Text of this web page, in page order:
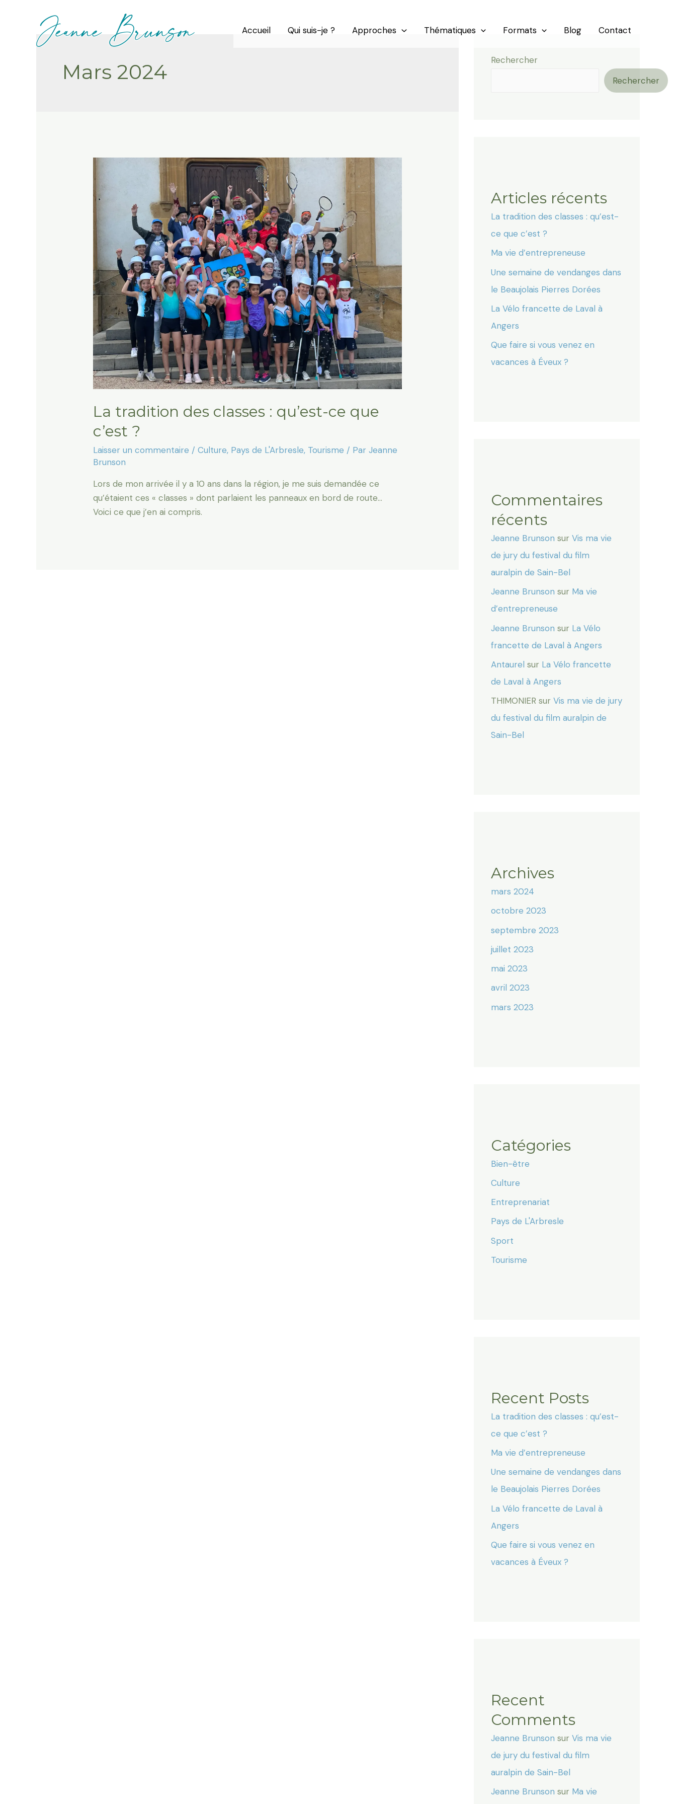
Accueil Qui suis-je ? Approches Thématiques Formats Blog Contact
Mars 2024
La tradition des classes : qu’est-ce que
c’est ?
Laisser un commentaire /Culture, Pays de L'Arbresle, Tourisme / ParJeanne
Brunson
Lors de mon arrivée il y a 10 ans dans la région, je me suis demandée ce
qu’étaient ces « classes » dont parlaient les panneaux en bord de route…
Voici ce que j’en ai compris.
Rechercher
Rechercher
Articles récents
La tradition des classes : qu’est-
ce que c’est ?
Ma vie d’entrepreneuse
Une semaine de vendanges dans
le Beaujolais Pierres Dorées
La Vélo francette de Laval à
Angers
Que faire si vous venez en
vacances à Éveux ?
Commentaires
récents
Jeanne Brunson sur Vis ma vie
de jury du festival du film
auralpin de Sain-Bel
Jeanne Brunson sur Ma vie
d’entrepreneuse
Jeanne Brunson sur La Vélo
francette de Laval à Angers
Antaurel sur La Vélo francette
de Laval à Angers
THIMONIER sur Vis ma vie de jury
du festival du film auralpin de
Sain-Bel
Archives
mars 2024
octobre 2023
septembre 2023
juillet 2023
mai 2023
avril 2023
mars 2023
Catégories
Bien-être
Culture
Entreprenariat
Pays de L'Arbresle
Sport
Tourisme
Recent Posts
La tradition des classes : qu’est-
ce que c’est ?
Ma vie d’entrepreneuse
Une semaine de vendanges dans
le Beaujolais Pierres Dorées
La Vélo francette de Laval à
Angers
Que faire si vous venez en
vacances à Éveux ?
Recent
Comments
Jeanne Brunson sur Vis ma vie
de jury du festival du film
auralpin de Sain-Bel
Jeanne Brunson sur Ma vie